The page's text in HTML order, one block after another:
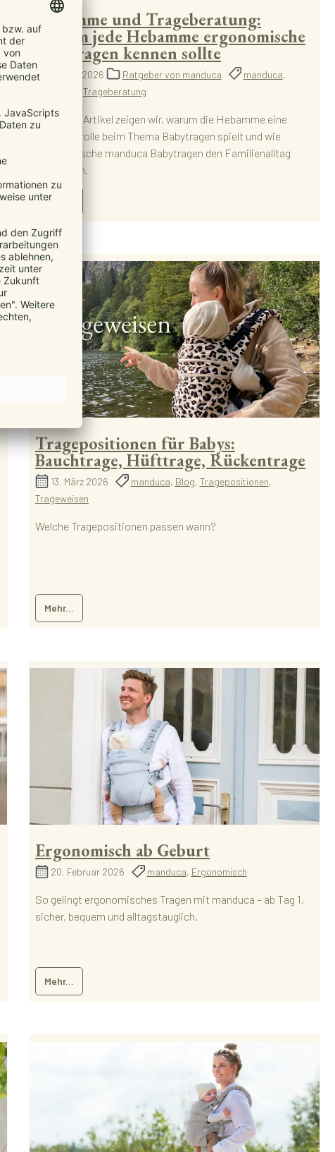
Hebamme und Trageberatung:
Warum jede Hebamme ergonomische
Babytragen kennen sollte
3. April 2026 Ratgeber von manduca manduca,
Trageberatung
In diesem Artikel zeigen wir, warum die Hebamme eine
Schlüsselrolle beim Thema Babytragen spielt und wie
ergonomische manduca Babytragen den Familienalltag
erleichtern.
Mehr...
Tragepositionen für Babys:
Bauchtrage, Hüfttrage, Rückentrage
13. März 2026 manduca, Blog, Tragepositionen,
Trageweisen
Welche Tragepositionen passen wann?
Mehr...
Ergonomisch ab Geburt
20. Februar 2026 manduca, Ergonomisch
So gelingt ergonomisches Tragen mit manduca – ab Tag 1,
sicher, bequem und alltagstauglich.
Mehr...